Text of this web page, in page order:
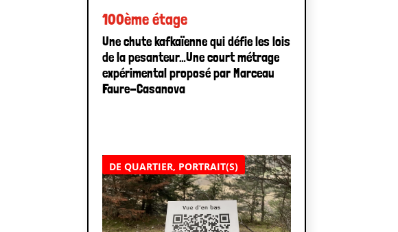
100ème étage
Une chute kafkaïenne qui défie les lois
de la pesanteur…Une court métrage
expérimental proposé par Marceau
Faure-Casanova
DE QUARTIER, PORTRAIT(S)